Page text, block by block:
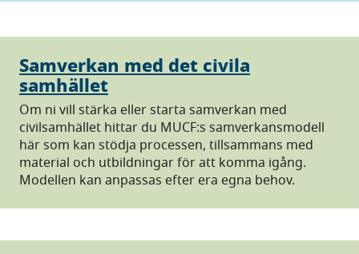
Samverkan med det civila
samhället
Om ni vill stärka eller starta samverkan med
civilsamhället hittar du MUCF:s samverkansmodell
här som kan stödja processen, tillsammans med
material och utbildningar för att komma igång.
Modellen kan anpassas efter era egna behov.